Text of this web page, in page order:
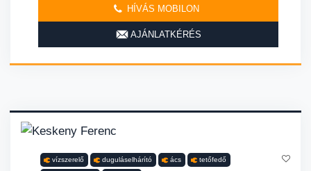
HÍVÁS MOBILON
AJÁNLATKÉRÉS
vízszerelő duguláselhárító ács tetőfedő